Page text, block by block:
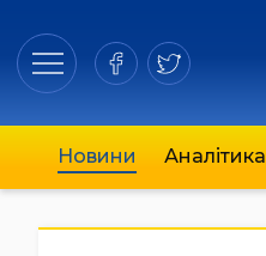
Новини Аналітика